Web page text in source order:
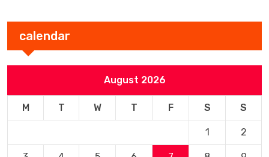
calendar
August 2026
M T W T F S S
1 2